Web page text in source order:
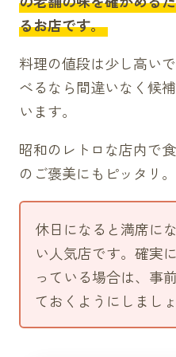
るお店です。
料理の値段は少し高い
べるなら間違いなく候
います。
昭和のレトロな店内で
のご褒美にもピッタリ。
休日になると満席に
い人気店です。確実
っている場合は、事
ておくようにしましょ